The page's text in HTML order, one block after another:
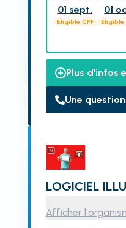
01 sept.
Éligible CPF
01
Éligible
Plus d'infos
Une
LOGICIEL
Afficher